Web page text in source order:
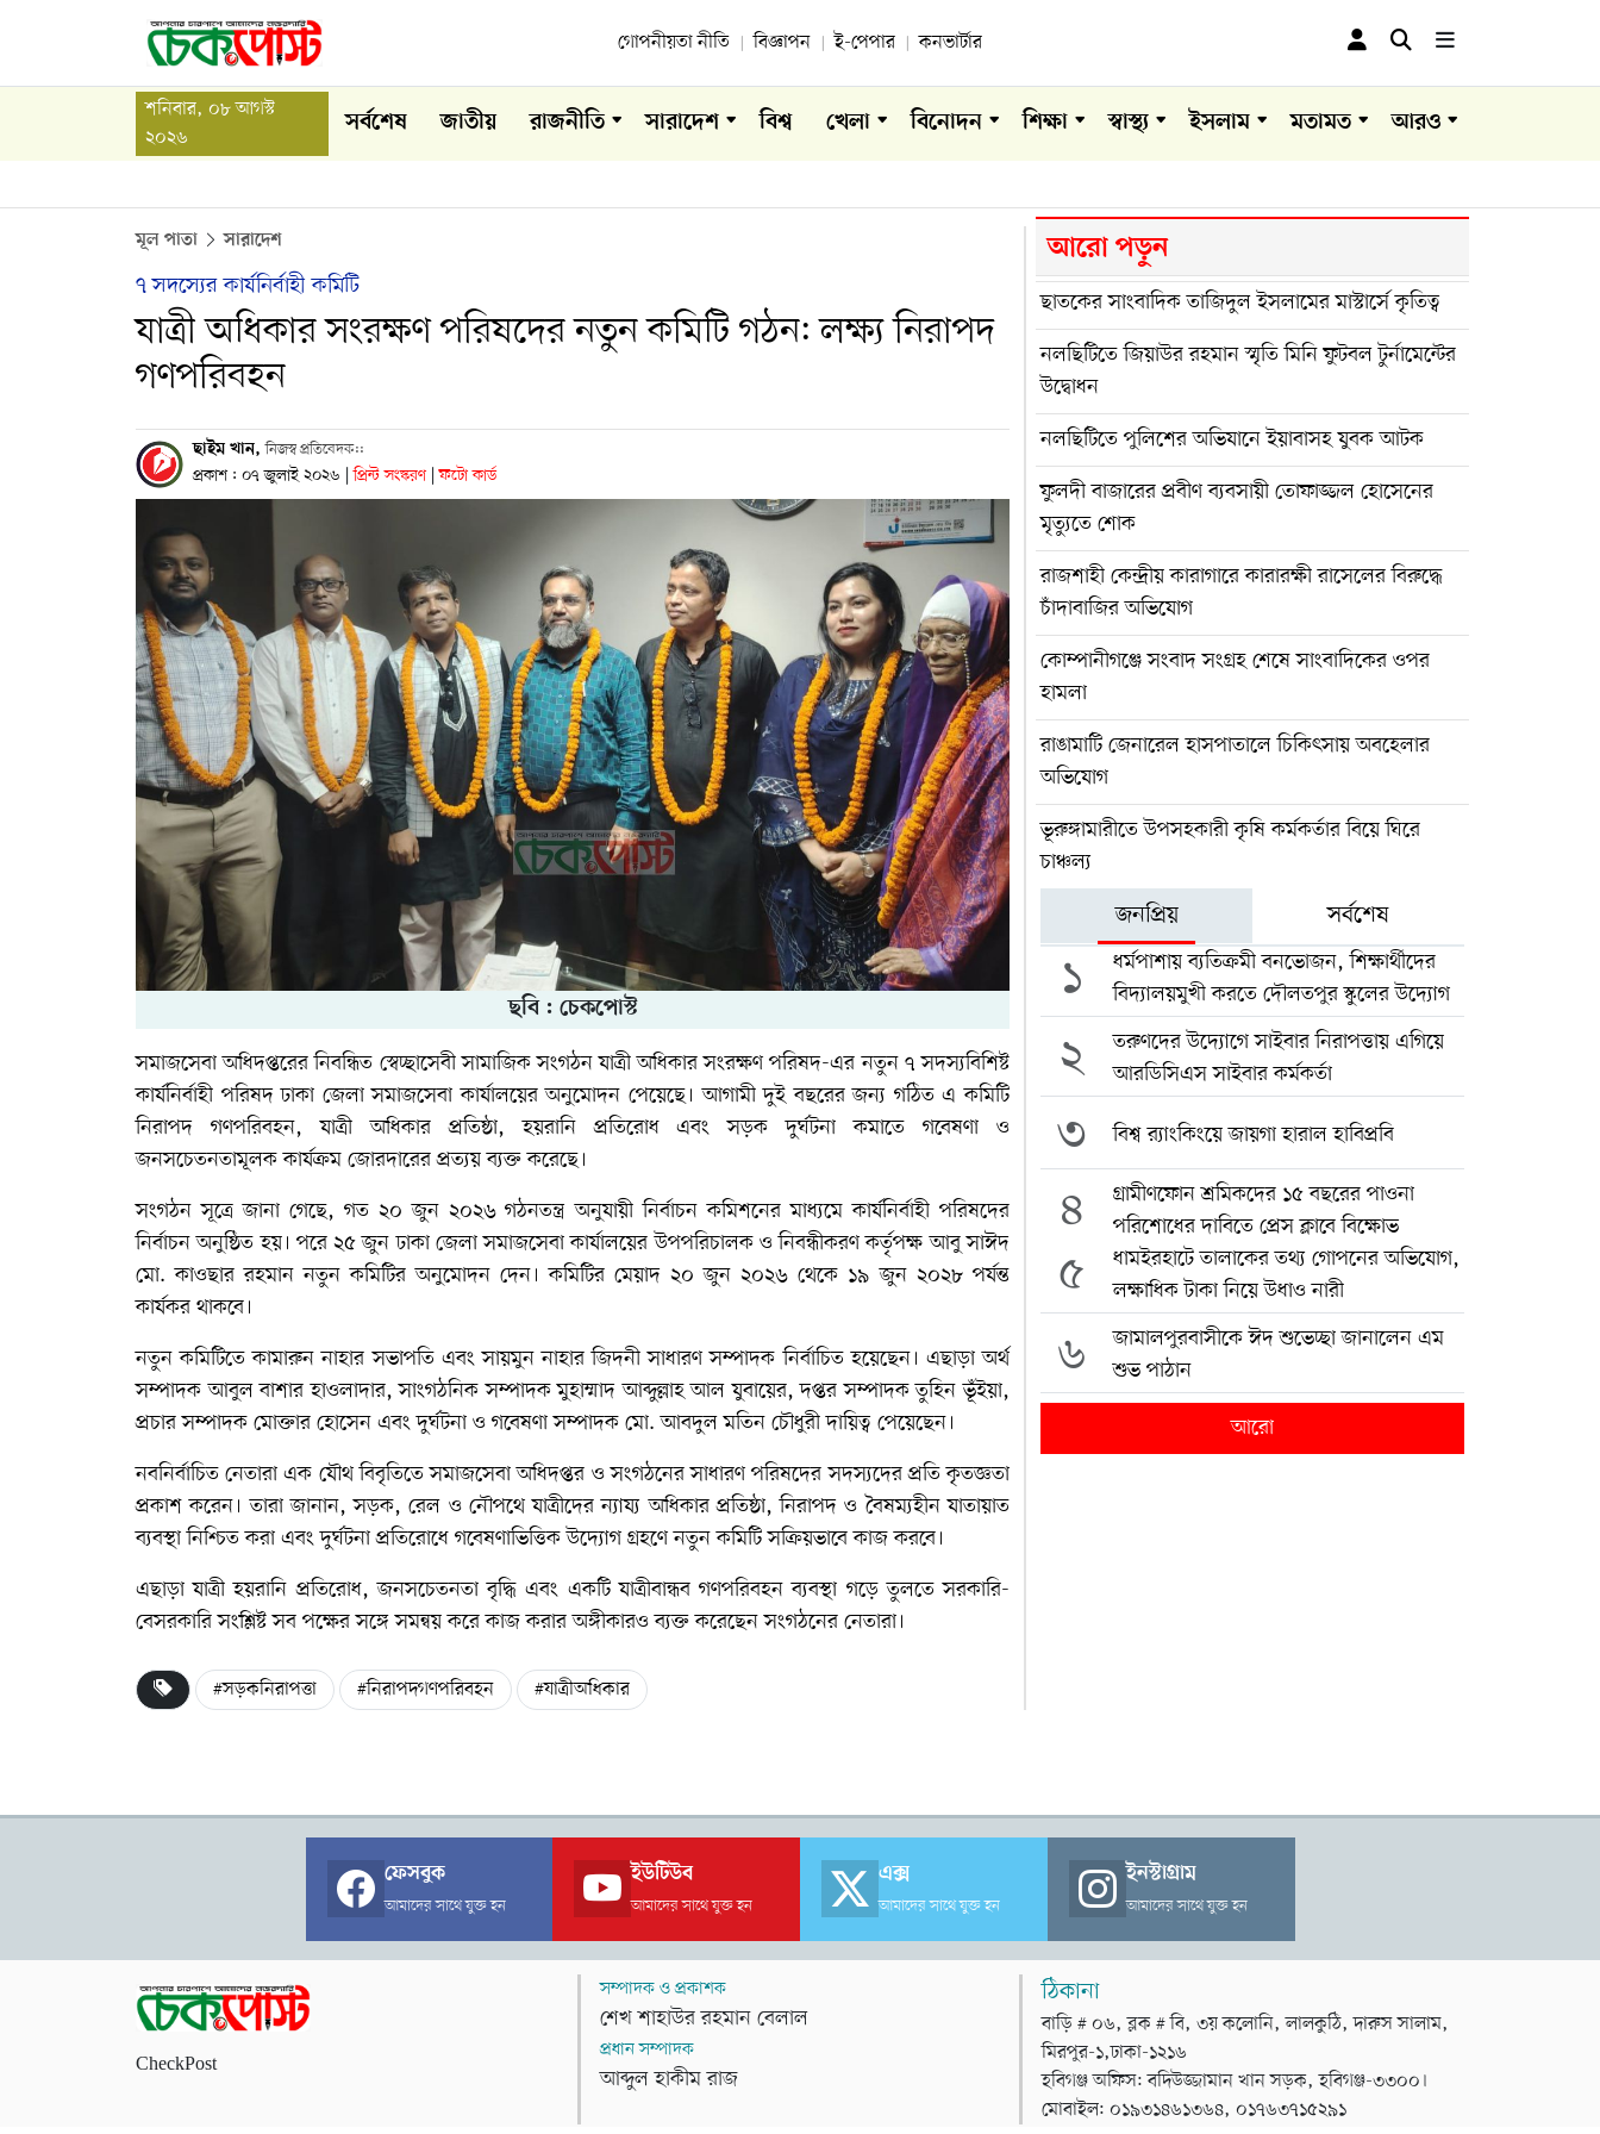
গোপনীয়তা নীতি বিজ্ঞাপন ই-পেপার কনভার্টার
শনিবার, ০৮ আগস্ট
২০২৬
সর্বশেষ জাতীয় রাজনীতি সারাদেশ বিশ্ব খেলা বিনোদন শিক্ষা স্বাস্থ্য ইসলাম মতামত আরও
মূল পাতা সারাদেশ
৭ সদস্যের কার্যনির্বাহী কমিটি
যাত্রী অধিকার সংরক্ষণ পরিষদের নতুন কমিটি গঠন: লক্ষ্য নিরাপদ
গণপরিবহন
ছাইম খান,নিজস্ব প্রতিবেদক::
প্রকাশ : ০৭ জুলাই ২০২৬ | প্রিন্ট সংস্করণ | ফটো কার্ড
ছবি : চেকপোস্ট
সমাজসেবা অধিদপ্তরের নিবন্ধিত স্বেচ্ছাসেবী সামাজিক সংগঠন যাত্রী অধিকার সংরক্ষণ পরিষদ-এর নতুন ৭ সদস্যবিশিষ্ট
কার্যনির্বাহী পরিষদ ঢাকা জেলা সমাজসেবা কার্যালয়ের অনুমোদন পেয়েছে। আগামী দুই বছরের জন্য গঠিত এ কমিটি
নিরাপদ গণপরিবহন, যাত্রী অধিকার প্রতিষ্ঠা, হয়রানি প্রতিরোধ এবং সড়ক দুর্ঘটনা কমাতে গবেষণা ও
জনসচেতনতামূলক কার্যক্রম জোরদারের প্রত্যয় ব্যক্ত করেছে।
সংগঠন সূত্রে জানা গেছে, গত ২০ জুন ২০২৬ গঠনতন্ত্র অনুযায়ী নির্বাচন কমিশনের মাধ্যমে কার্যনির্বাহী পরিষদের
নির্বাচন অনুষ্ঠিত হয়। পরে ২৫ জুন ঢাকা জেলা সমাজসেবা কার্যালয়ের উপপরিচালক ও নিবন্ধীকরণ কর্তৃপক্ষ আবু সাঈদ
মো. কাওছার রহমান নতুন কমিটির অনুমোদন দেন। কমিটির মেয়াদ ২০ জুন ২০২৬ থেকে ১৯ জুন ২০২৮ পর্যন্ত
কার্যকর থাকবে।
নতুন কমিটিতে কামারুন নাহার সভাপতি এবং সায়মুন নাহার জিদনী সাধারণ সম্পাদক নির্বাচিত হয়েছেন। এছাড়া অর্থ
সম্পাদক আবুল বাশার হাওলাদার, সাংগঠনিক সম্পাদক মুহাম্মাদ আব্দুল্লাহ আল যুবায়ের, দপ্তর সম্পাদক তুহিন ভূঁইয়া,
প্রচার সম্পাদক মোক্তার হোসেন এবং দুর্ঘটনা ও গবেষণা সম্পাদক মো. আবদুল মতিন চৌধুরী দায়িত্ব পেয়েছেন।
নবনির্বাচিত নেতারা এক যৌথ বিবৃতিতে সমাজসেবা অধিদপ্তর ও সংগঠনের সাধারণ পরিষদের সদস্যদের প্রতি কৃতজ্ঞতা
প্রকাশ করেন। তারা জানান, সড়ক, রেল ও নৌপথে যাত্রীদের ন্যায্য অধিকার প্রতিষ্ঠা, নিরাপদ ও বৈষম্যহীন যাতায়াত
ব্যবস্থা নিশ্চিত করা এবং দুর্ঘটনা প্রতিরোধে গবেষণাভিত্তিক উদ্যোগ গ্রহণে নতুন কমিটি সক্রিয়ভাবে কাজ করবে।
এছাড়া যাত্রী হয়রানি প্রতিরোধ, জনসচেতনতা বৃদ্ধি এবং একটি যাত্রীবান্ধব গণপরিবহন ব্যবস্থা গড়ে তুলতে সরকারি-
বেসরকারি সংশ্লিষ্ট সব পক্ষের সঙ্গে সমন্বয় করে কাজ করার অঙ্গীকারও ব্যক্ত করেছেন সংগঠনের নেতারা।
#সড়কনিরাপত্তা #নিরাপদগণপরিবহন #যাত্রীঅধিকার
আরো পড়ুন
ছাতকের সাংবাদিক তাজিদুল ইসলামের মাস্টার্সে কৃতিত্ব
নলছিটিতে জিয়াউর রহমান স্মৃতি মিনি ফুটবল টুর্নামেন্টের
উদ্বোধন
নলছিটিতে পুলিশের অভিযানে ইয়াবাসহ যুবক আটক
ফুলদী বাজারের প্রবীণ ব্যবসায়ী তোফাজ্জল হোসেনের
মৃত্যুতে শোক
রাজশাহী কেন্দ্রীয় কারাগারে কারারক্ষী রাসেলের বিরুদ্ধে
চাঁদাবাজির অভিযোগ
কোম্পানীগঞ্জে সংবাদ সংগ্রহ শেষে সাংবাদিকের ওপর
হামলা
রাঙামাটি জেনারেল হাসপাতালে চিকিৎসায় অবহেলার
অভিযোগ
ভূরুঙ্গামারীতে উপসহকারী কৃষি কর্মকর্তার বিয়ে ঘিরে
চাঞ্চল্য
জনপ্রিয় সর্বশেষ
১
ধর্মপাশায় ব্যতিক্রমী বনভোজন, শিক্ষার্থীদের
বিদ্যালয়মুখী করতে দৌলতপুর স্কুলের উদ্যোগ
২
তরুণদের উদ্যোগে সাইবার নিরাপত্তায় এগিয়ে
আরডিসিএস সাইবার কর্মকর্তা
৩ বিশ্ব র‍্যাংকিংয়ে জায়গা হারাল হাবিপ্রবি
৪
গ্রামীণফোন শ্রমিকদের ১৫ বছরের পাওনা
পরিশোধের দাবিতে প্রেস ক্লাবে বিক্ষোভ
৫
ধামইরহাটে তালাকের তথ্য গোপনের অভিযোগ,
লক্ষাধিক টাকা নিয়ে উধাও নারী
৬
জামালপুরবাসীকে ঈদ শুভেচ্ছা জানালেন এম
শুভ পাঠান
আরো
ফেসবুক
আমাদের সাথে যুক্ত হন
ইউটিউব
আমাদের সাথে যুক্ত হন
এক্স
আমাদের সাথে যুক্ত হন
ইনস্টাগ্রাম
আমাদের সাথে যুক্ত হন
CheckPost
সম্পাদক ও প্রকাশক
শেখ শাহাউর রহমান বেলাল
প্রধান সম্পাদক
আব্দুল হাকীম রাজ
ঠিকানা
বাড়ি # ০৬, ব্লক # বি, ৩য় কলোনি, লালকুঠি, দারুস সালাম,
মিরপুর-১,ঢাকা-১২১৬
হবিগঞ্জ অফিস: বদিউজ্জামান খান সড়ক, হবিগঞ্জ-৩৩০০।
মোবাইল: ০১৯৩১৪৬১৩৬৪, ০১৭৬৩৭১৫২৯১